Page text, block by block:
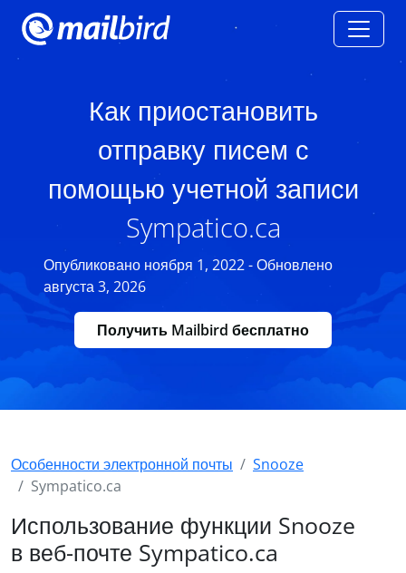
Как приостановить
отправку писем с
помощью учетной записи
Sympatico.ca
Опубликовано ноября 1, 2022 - Обновлено
августа 3, 2026
Получить Mailbird бесплатно
Особенности электронной почты
Snooze
Sympatico.ca
Использование функции Snooze
в веб-почте Sympatico.ca